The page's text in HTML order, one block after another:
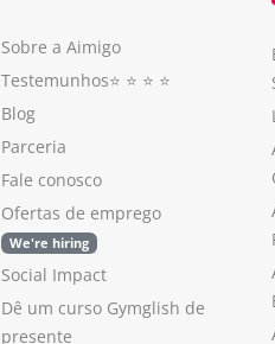
Sobre a Aimigo
Testemunhos⭐️ ⭐️ ⭐️ ⭐️
Blog
Parceria
Fale conosco
Ofertas de emprego
We're hiring
Social Impact
Dê um curso Gymglish de
presente